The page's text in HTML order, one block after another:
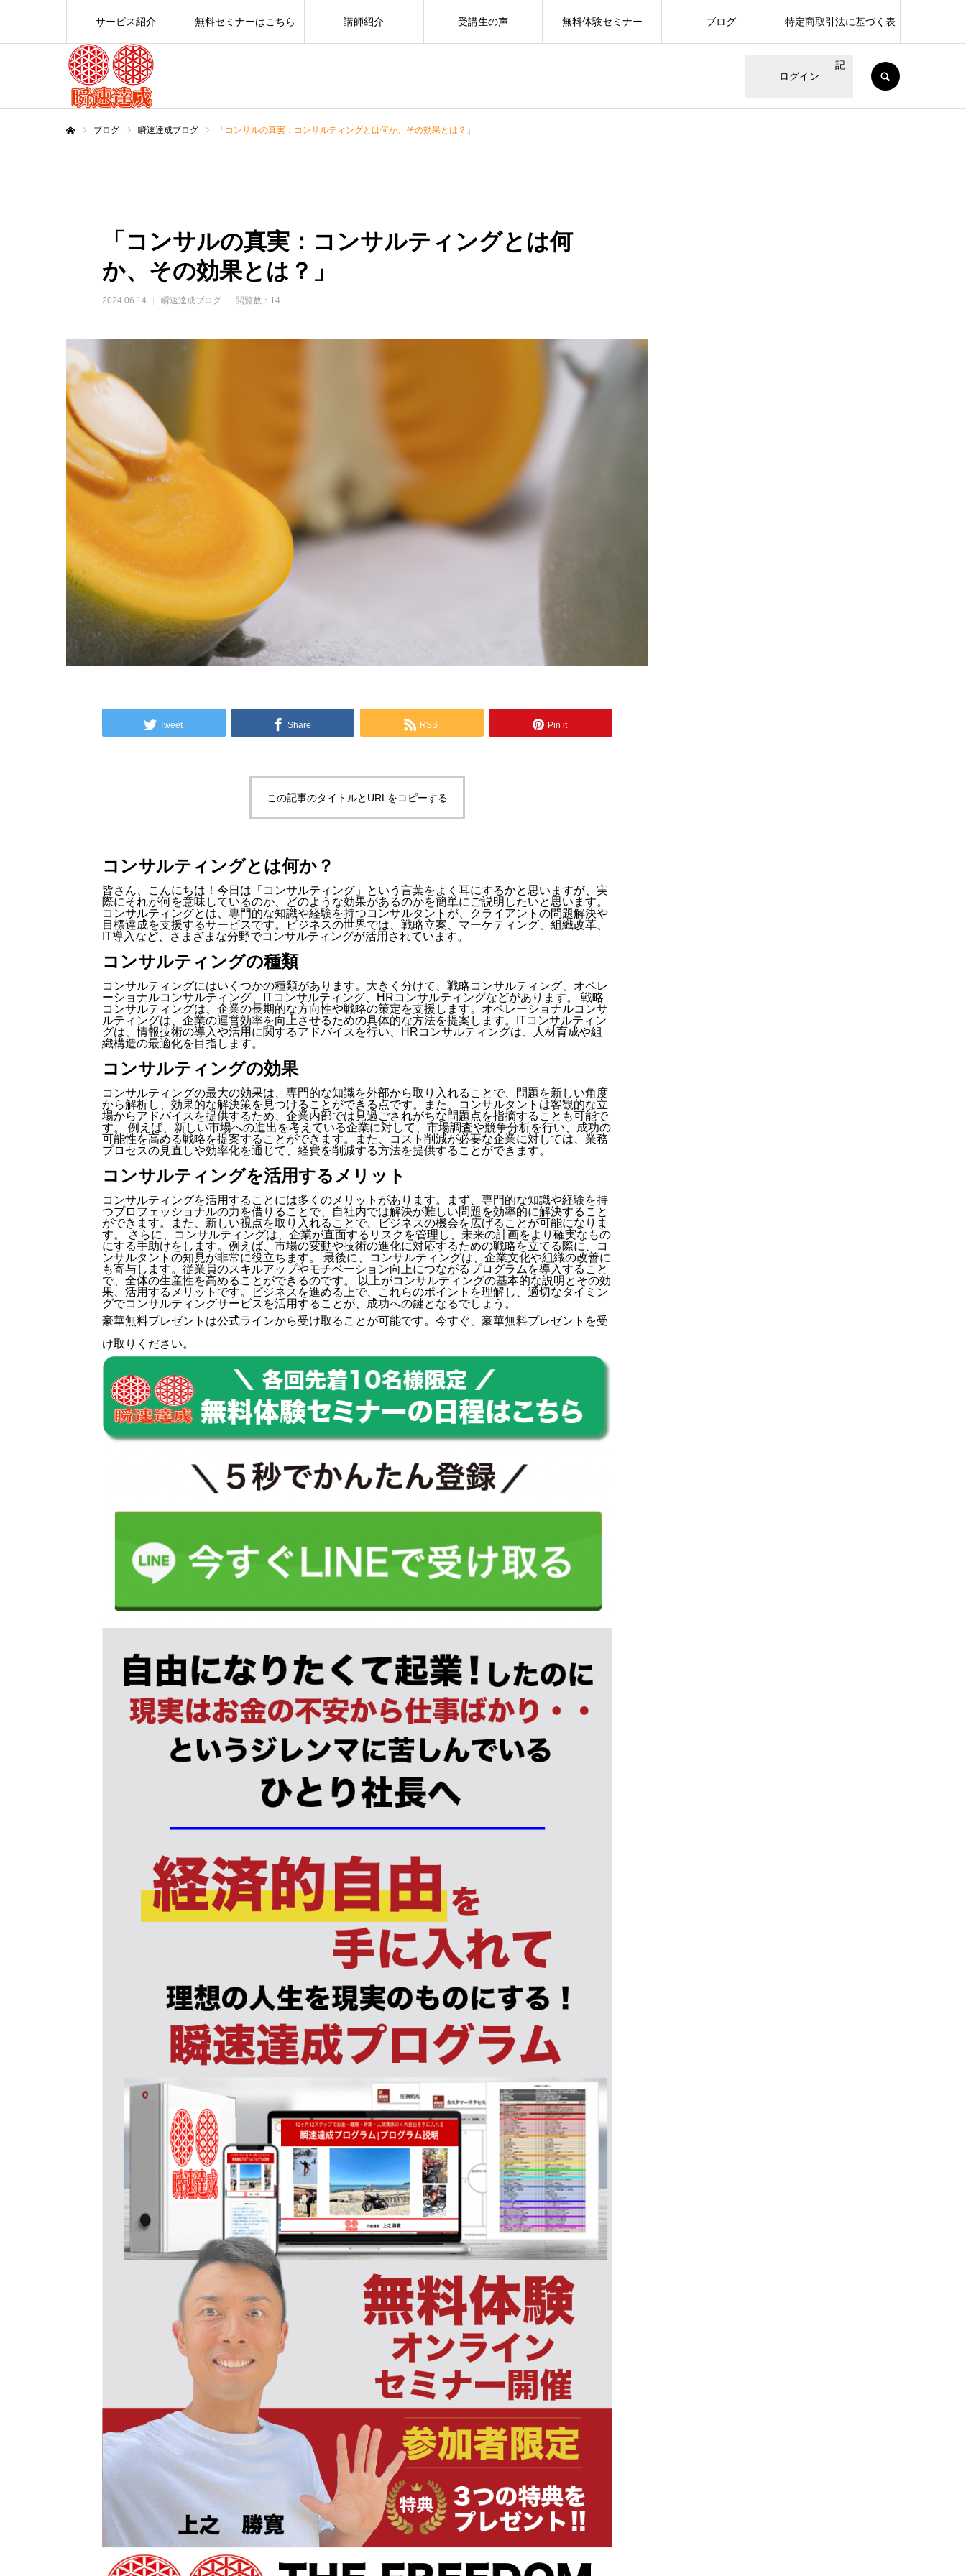
ログイン
サービス紹介 無料セミナーはこちら 講師紹介 受講生の声 無料体験セミナー ブログ 特定商取引法に基づく表
記
ブログ 瞬速達成ブログ 「コンサルの真実：コンサルティングとは何か、その効果とは？」
「コンサルの真実：コンサルティングとは何
か、その効果とは？」
2024.06.14 瞬速達成ブログ 閲覧数：14
Tweet Share RSS Pin it
この記事のタイトルとURLをコピーする
コンサルティングとは何か？
皆さん、こんにちは！今日は「コンサルティング」という言葉をよく耳にするかと思いますが、実
際にそれが何を意味しているのか、どのような効果があるのかを簡単にご説明したいと思います。
コンサルティングとは、専門的な知識や経験を持つコンサルタントが、クライアントの問題解決や
目標達成を支援するサービスです。ビジネスの世界では、戦略立案、マーケティング、組織改革、
IT導入など、さまざまな分野でコンサルティングが活用されています。
コンサルティングの種類
コンサルティングにはいくつかの種類があります。大きく分けて、戦略コンサルティング、オペレ
ーショナルコンサルティング、ITコンサルティング、HRコンサルティングなどがあります。 戦略
コンサルティングは、企業の長期的な方向性や戦略の策定を支援します。オペレーショナルコンサ
ルティングは、企業の運営効率を向上させるための具体的な方法を提案します。ITコンサルティン
グは、情報技術の導入や活用に関するアドバイスを行い、HRコンサルティングは、人材育成や組
織構造の最適化を目指します。
コンサルティングの効果
コンサルティングの最大の効果は、専門的な知識を外部から取り入れることで、問題を新しい角度
から解析し、効果的な解決策を見つけることができる点です。また、コンサルタントは客観的な立
場からアドバイスを提供するため、企業内部では見過ごされがちな問題点を指摘することも可能で
す。 例えば、新しい市場への進出を考えている企業に対して、市場調査や競争分析を行い、成功の
可能性を高める戦略を提案することができます。また、コスト削減が必要な企業に対しては、業務
プロセスの見直しや効率化を通じて、経費を削減する方法を提供することができます。
コンサルティングを活用するメリット
コンサルティングを活用することには多くのメリットがあります。まず、専門的な知識や経験を持
つプロフェッショナルの力を借りることで、自社内では解決が難しい問題を効率的に解決すること
ができます。また、新しい視点を取り入れることで、ビジネスの機会を広げることが可能になりま
す。 さらに、コンサルティングは、企業が直面するリスクを管理し、未来の計画をより確実なもの
にする手助けをします。例えば、市場の変動や技術の進化に対応するための戦略を立てる際に、コ
ンサルタントの知見が非常に役立ちます。 最後に、コンサルティングは、企業文化や組織の改善に
も寄与します。従業員のスキルアップやモチベーション向上につながるプログラムを導入すること
で、全体の生産性を高めることができるのです。 以上がコンサルティングの基本的な説明とその効
果、活用するメリットです。ビジネスを進める上で、これらのポイントを理解し、適切なタイミン
グでコンサルティングサービスを活用することが、成功への鍵となるでしょう。
豪華無料プレゼントは公式ラインから受け取ることが可能です。今すぐ、豪華無料プレゼントを受
け取りください。